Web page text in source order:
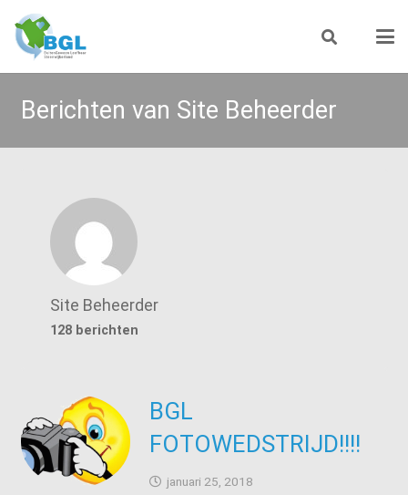
Berichten van Site Beheerder
Site Beheerder
128 berichten
BGL
FOTOWEDSTRIJD!!!!
januari 25, 2018